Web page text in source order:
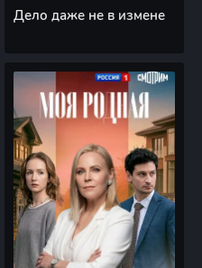
Дело даже не в измене